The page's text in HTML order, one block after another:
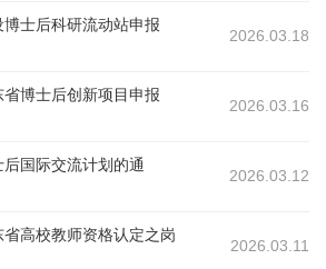
士后科研流动站申报
2026.03.18
博士后创新项目申报
2026.03.16
国际交流计划的通
2026.03.12
高校教师资格认定之岗
2026.03.11